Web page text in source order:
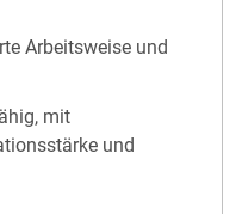
Arbeitsweise und
mit
und